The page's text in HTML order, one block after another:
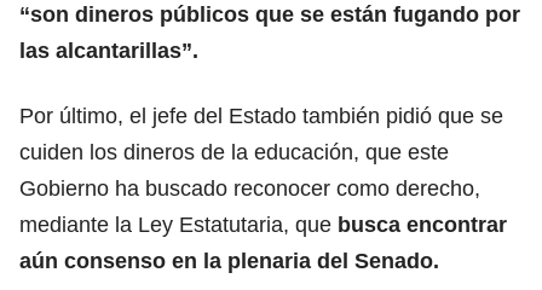
“son dineros públicos que se están fugando por
las alcantarillas”.
Por último, el jefe del Estado también pidió que se
cuiden los dineros de la educación, que este
Gobierno ha buscado reconocer como derecho,
mediante la Ley Estatutaria, que busca encontrar
aún consenso en la plenaria del Senado.